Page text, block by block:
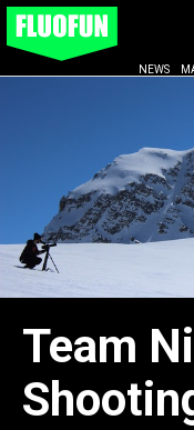
NEWS
Team